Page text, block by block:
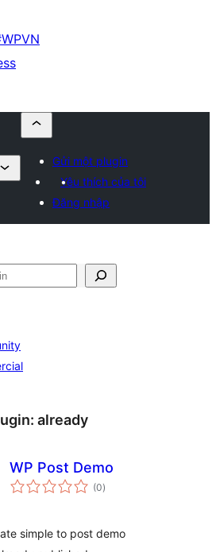
Gửi một plugin
Yêu thích của tôi
Đăng nhập
already
WP Post Demo
(0tổng
đánh
)
simple to post demo